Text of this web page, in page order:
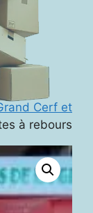
Cerf et
à rebours